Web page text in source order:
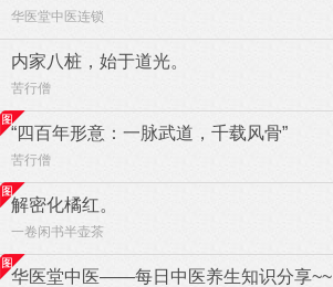
华医堂中医连锁
内家八桩，始于道光。
苦行僧
“四百年形意：一脉武道，千载风骨”
苦行僧
解密化橘红。
一卷闲书半壶茶
华医堂中医——每日中医养生知识分享~~